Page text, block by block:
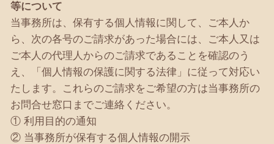
等について
当事務所は、保有する個人情報に関して、ご本人か
ら、次の各号のご請求があった場合には、ご本人又は
ご本人の代理人からのご請求であることを確認のう
え、「個人情報の保護に関する法律」に従って対応い
たします。これらのご請求をご希望の方は当事務所の
お問合せ窓口までご連絡ください。
① 利用目的の通知
② 当事務所が保有する個人情報の開示